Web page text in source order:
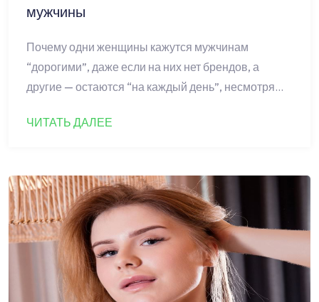
мужчины
Почему одни женщины кажутся мужчинам
“дорогими”, даже если на них нет брендов, а
другие — остаются “на каждый день”, несмотря…
ЧИТАТЬ ДАЛЕЕ